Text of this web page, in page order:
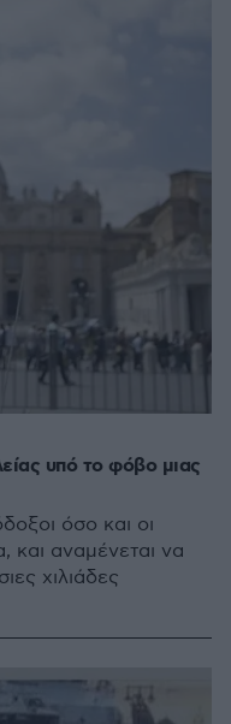
υπό το φόβο μιας
όσο και οι
και αναμένεται να
χιλιάδες